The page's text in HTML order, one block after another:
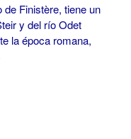
Finistère, tiene un
y del río Odet
la época romana,